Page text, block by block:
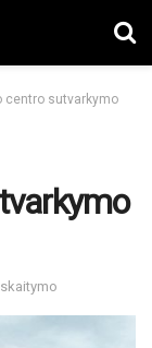
centro sutvarkymo